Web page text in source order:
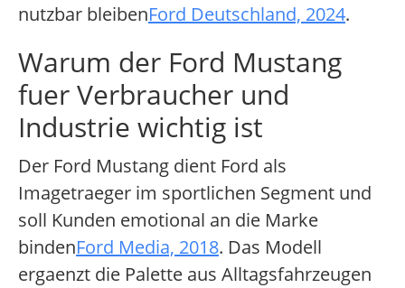
nutzbar bleibenFord Deutschland, 2024.
Warum der Ford Mustang
fuer Verbraucher und
Industrie wichtig ist
Der Ford Mustang dient Ford als
Imagetraeger im sportlichen Segment und
soll Kunden emotional an die Marke
bindenFord Media, 2018. Das Modell
ergaenzt die Palette aus Alltagsfahrzeugen